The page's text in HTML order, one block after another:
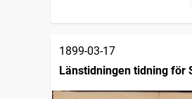
1899-03-17
Länstidningen tidning för